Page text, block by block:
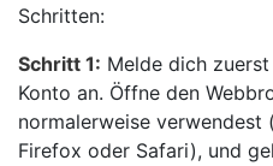
Schritten:
Schritt 1: Melde dich
Konto an. Öffne den
normalerweise verwendest
Firefox oder Safari), und